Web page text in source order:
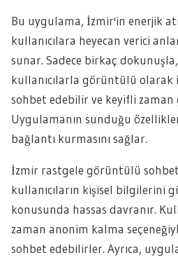
Bu uygulama, İzmir'in enerjik
kullanıcılara heyecan verici
sunar. Sadece birkaç
kullanıcılarla görüntülü
sohbet edebilir ve keyifli zaman
Uygulamanın sunduğu
bağlantı kurmasını sağlar.
İzmir rastgele görüntülü
kullanıcıların kişisel bilgilerini
konusunda hassas davranır.
zaman anonim kalma
sohbet edebilirler. Ayrıca,